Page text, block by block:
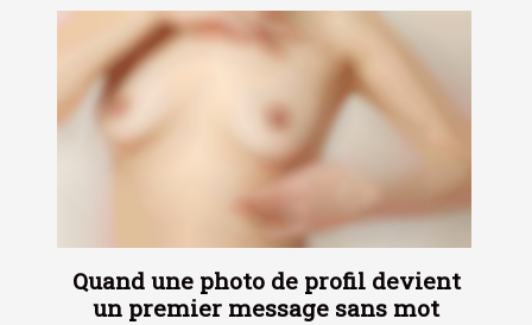
Quand une photo de profil devient
un premier message sans mot